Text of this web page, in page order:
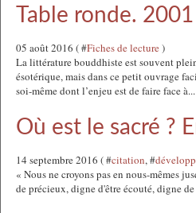
Table ronde. 2001
05 août 2016 ( #Fiches de lecture)
La littérature bouddhiste est souvent
ésotérique, mais dans ce petit ouvrage
soi-même dont l’enjeu est de faire face à...
Où est le sacré ?
14 septembre 2016 ( #citation, #
« Nous ne croyons pas en nous-mêmes
de précieux, digne d'être écouté, digne